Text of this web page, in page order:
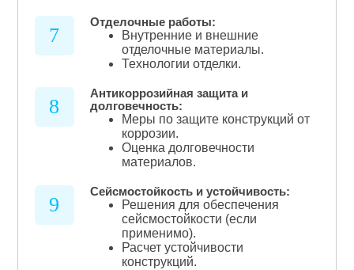
7
Отделочные работы:
Внутренние и внешние
отделочные материалы.
Технологии отделки.
8
Антикоррозийная защита и
долговечность:
Меры по защите конструкций от
коррозии.
Оценка долговечности
материалов.
9
Сейсмостойкость и устойчивость:
Решения для обеспечения
сейсмостойкости (если
применимо).
Расчет устойчивости
конструкций.